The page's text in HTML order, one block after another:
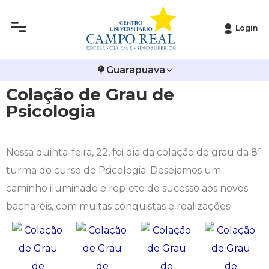
Login
Guarapuava
Colação de Grau de
Psicologia
Nessa quinta-feira, 22, foi dia da colação de grau da 8ª
turma do curso de Psicologia. Desejamos um
caminho iluminado e repleto de sucesso aos novos
bacharéis, com muitas conquistas e realizações!
Infraestrutura
Publicações Institucionais
Arquitetura e Urbanismo
Biomedicina
Direito
Engenharia Agronômica
Engenharia Civil
Vestibular de Inverno
Vestibular de Medicina
2ª Via de Boleto
Atestado de Matrícula
Atividades Complementares e Sociais
Calendário Acadêmico
Carteirinha de Estudante
Central de Estágios - TCC
Avalie a Campo Real
Bolsas e Incentivos
CPA
Comissão de Ética no Uso de Animais
Diploma Digital
Educação em Direitos Humanos